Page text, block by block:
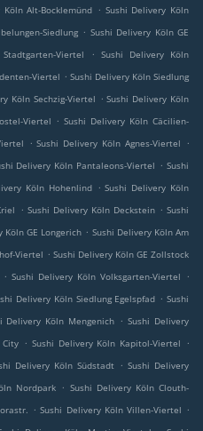
Alt-Bocklemünd . Sushi Delivery Köln
Siedlung . Sushi Delivery Köln GE
Viertel . Sushi Delivery Köln
Viertel . Sushi Delivery Köln Siedlung
Köln Sechzig-Viertel . Sushi Delivery Köln
Viertel . Sushi Delivery Köln Cäcilien-
. Sushi Delivery Köln Agnes-Viertel
.
Delivery Köln Pantaleons-Viertel . Sushi
Köln Hohenlind . Sushi Delivery Köln
. Sushi Delivery Köln Deckstein . Sushi
Köln GE Longerich . Sushi Delivery Köln Am
Viertel . Sushi Delivery Köln GE Zollstock
. Sushi Delivery Köln Volksgarten-Viertel
.
Delivery Köln Siedlung Egelspfad . Sushi
Delivery Köln Mengenich . Sushi Delivery
. Sushi Delivery Köln Kapitol-Viertel
.
Delivery Köln Südstadt . Sushi Delivery
Nordpark . Sushi Delivery Köln Clouth-
. Sushi Delivery Köln Villen-Viertel .